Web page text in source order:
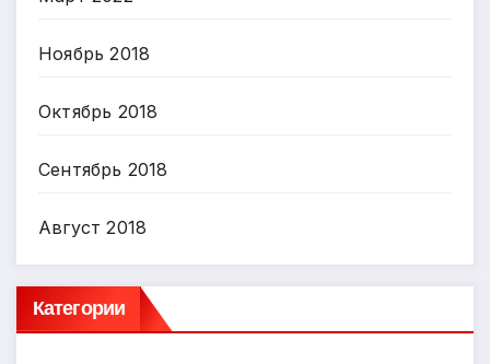
Ноябрь 2018
Октябрь 2018
Сентябрь 2018
Август 2018
Категории